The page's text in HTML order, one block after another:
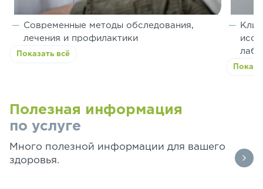
Современные методы обследования,
лечения и профилактики
Показать всё
Полезная информация
по услуге
Много полезной информации для вашего
здоровья.